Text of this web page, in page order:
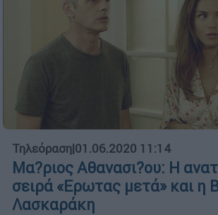
Τηλεόραση|01.06.2020 11:14
Μα?ριος Αθανασι?ου: Η
σειρά «Ερωτας μετά» και η
Λασκαράκη